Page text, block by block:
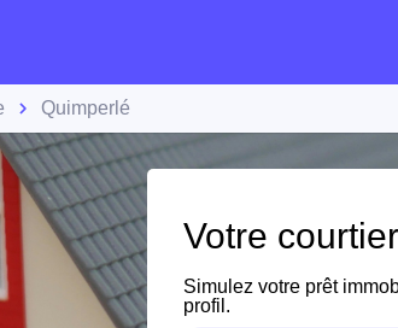
Quimperlé
Votre
Simulez votre prêt
profil.